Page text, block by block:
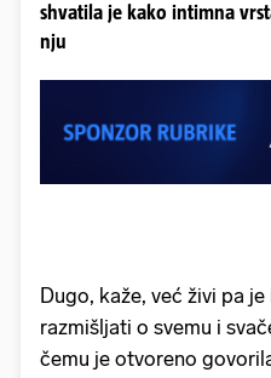
shvatila je kako intimna
nju
Dugo, kaže, već živi pa
razmišljati o svemu i
čemu je otvoreno